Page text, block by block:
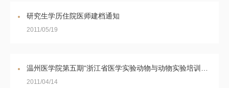
研究生学历住院医师建档通知
2011/05/19
2011/04/14